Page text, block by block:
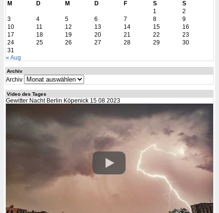
M
D M D F S
S
1
2
3
4 5 6 7 8
9
10
11 12 13 14 15
16
17
18 19 20 21 22
23
24
25 26 27 28 29
30
31
« Aug
Archiv
Archiv
Video des Tages
Gewitter Nacht Berlin Köpenick 15 08 2023